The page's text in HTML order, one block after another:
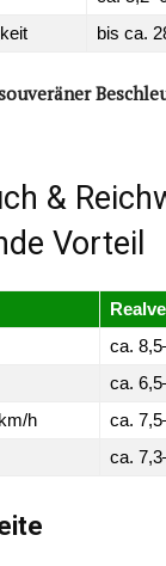
bis ca.
&
Vorteil
ca.
ca.
h
ca.
ca.